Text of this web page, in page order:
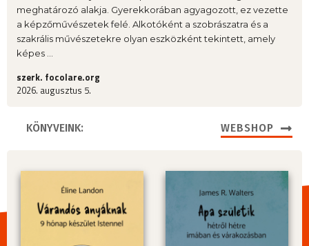
meghatározó alakja. Gyerekkorában agyagozott, ez vezette
a képzőművészetek felé. Alkotóként a szobrászatra és a
szakrális művészetekre olyan eszközként tekintett, amely
képes ...
szerk. focolare.org
2026. augusztus 5.
KÖNYVEINK: WEBSHOP